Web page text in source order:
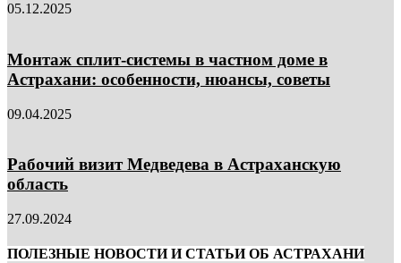
05.12.2025
Монтаж сплит-системы в частном доме в
Астрахани: особенности, нюансы, советы
09.04.2025
Рабочий визит Медведева в Астраханскую
область
27.09.2024
ПОЛЕЗНЫЕ НОВОСТИ И СТАТЬИ ОБ АСТРАХАНИ